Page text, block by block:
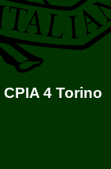
CPIA 4 Torino